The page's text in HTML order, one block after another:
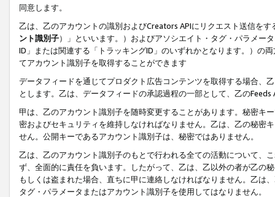
同意します。
乙は、乙のアカウントの識別およびCreators APIにリクエスト送信を
ント識別子）」といいます。）およびアソシエイト・タグ・パラメー
ID」または関連する「トラッキングID」のいずれかとなります。）の
てアカウント識別子を取得することができます
データフィードを通じてプロダクト広告コンテンツを取得する場合、
とします。乙は、データフィードの承認過程の一部として、乙の
甲は、乙のアカウント識別子を随時変更することがあります。秘密キ
密およびセキュリティを維持しなければなりません。乙は、乙の秘密
せん。公開キーであるアカウント識別子は、秘密ではありません。
乙は、乙のアカウント識別子のもとで行われる全ての活動について、
ず、全面的に責任を負います。したがって、乙は、乙以外の者が乙の
もしくは盗まれた場合、直ちに甲に連絡しなければなりません。乙は
タグ・パラメータまたはアカウント識別子を使用してはなりません。